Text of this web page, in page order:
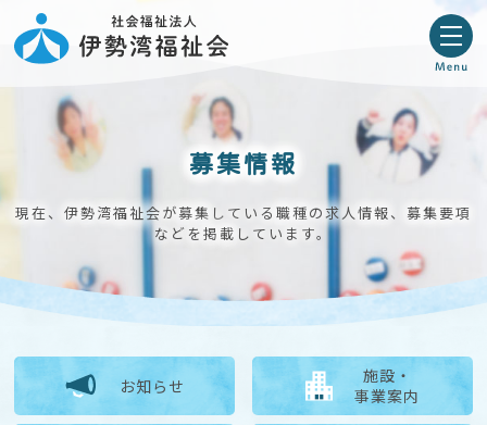
募集情報
現在、伊勢湾福祉会が募集している職種の求人情報、募集要項
などを掲載しています。
お知らせ
施設・
事業案内